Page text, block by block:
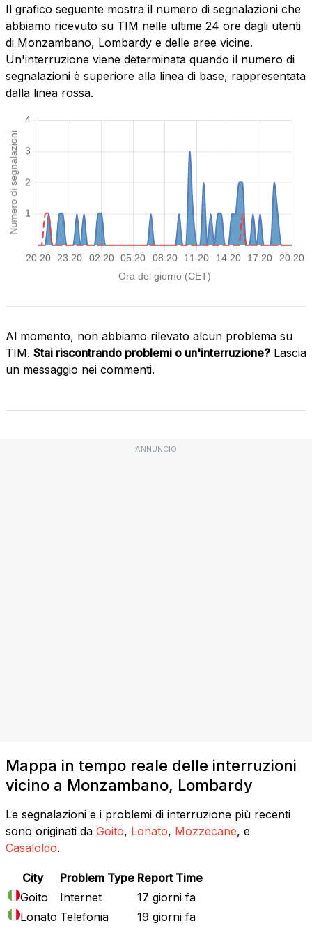
Il grafico seguente mostra il numero di segnalazioni che
abbiamo ricevuto su TIM nelle ultime 24 ore dagli utenti
di Monzambano, Lombardy e delle aree vicine.
Un'interruzione viene determinata quando il numero di
segnalazioni è superiore alla linea di base, rappresentata
dalla linea rossa.
Al momento, non abbiamo rilevato alcun problema su
TIM. Stai riscontrando problemi o un'interruzione? Lascia
un messaggio nei commenti.
ANNUNCIO
Mappa in tempo reale delle interruzioni
vicino a Monzambano, Lombardy
Le segnalazioni e i problemi di interruzione più recenti
sono originati da Goito, Lonato, Mozzecane, e
Casaloldo.
City Problem Type Report Time
Goito
Internet
17 giorni fa
Lonato Telefonia 19 giorni fa